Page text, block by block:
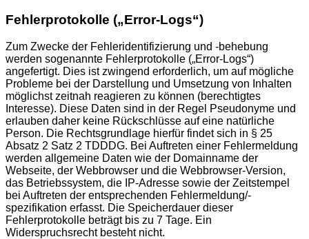
Fehlerprotokolle („Error-Logs“)
Zum Zwecke der Fehleridentifizierung und -behebung
werden sogenannte Fehlerprotokolle („Error-Logs“)
angefertigt. Dies ist zwingend erforderlich, um auf mögliche
Probleme bei der Darstellung und Umsetzung von Inhalten
möglichst zeitnah reagieren zu können (berechtigtes
Interesse). Diese Daten sind in der Regel Pseudonyme und
erlauben daher keine Rückschlüsse auf eine natürliche
Person. Die Rechtsgrundlage hierfür findet sich in § 25
Absatz 2 Satz 2 TDDDG. Bei Auftreten einer Fehlermeldung
werden allgemeine Daten wie der Domainname der
Webseite, der Webbrowser und die Webbrowser-Version,
das Betriebssystem, die IP-Adresse sowie der Zeitstempel
bei Auftreten der entsprechenden Fehlermeldung/-
spezifikation erfasst. Die Speicherdauer dieser
Fehlerprotokolle beträgt bis zu 7 Tage. Ein
Widerspruchsrecht besteht nicht.